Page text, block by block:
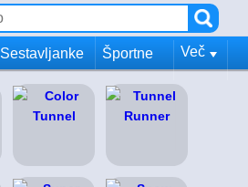
Sestavljanke Športne Več